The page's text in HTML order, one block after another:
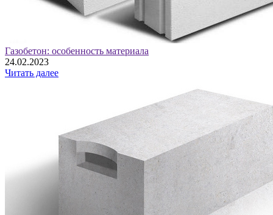
Газобетон: особенность материала
24.02.2023
Читать далее